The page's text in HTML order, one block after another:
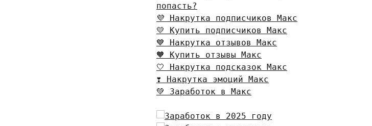
попасть?
💜 Накрутка подписчиков Макс
💛 Купить подписчиков Макс
💙 Накрутка отзывов Макс
🧡 Купить отзывы Макс
🤍 Накрутка подсказок Макс
❣️ Накрутка эмоций Макс
💚 Заработок в Макс